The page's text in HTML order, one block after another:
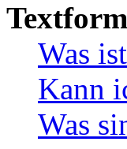
Was
Kann
Was